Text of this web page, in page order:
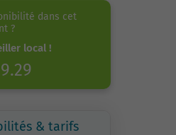
dans cet
?
local !
& tarifs